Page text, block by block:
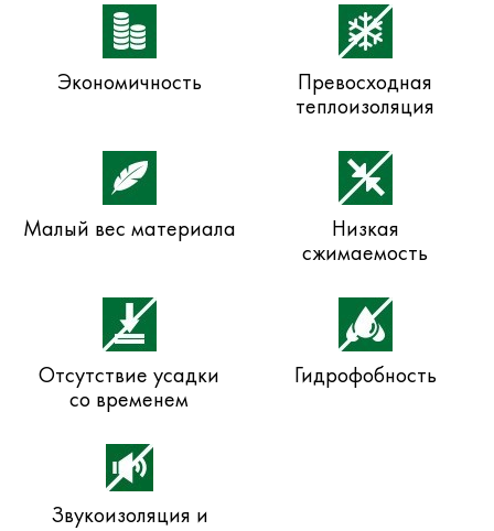
Экономичность
Превосходная
теплоизоляция
Малый вес материала
Низкая
сжимаемость
Отсутствие усадки
со временем
Гидрофобность
Звукоизоляция и